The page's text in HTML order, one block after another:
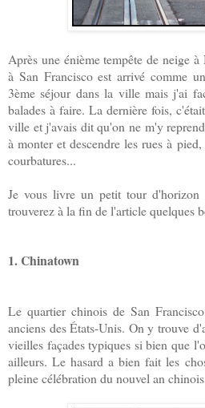
Après une énième tempête de neige
à San Francisco est arrivé comme
3ème séjour dans la ville mais j'ai
balades à faire. La dernière fois,
ville et j'avais dit qu'on ne m'y
à monter et descendre les rues à
courbatures...
Je vous livre un petit tour d'horizon
trouverez à la fin de l'article quelques
1. Chinatown
Le quartier chinois de San
anciens des États-Unis. On y trouve
vieilles façades typiques si bien que
ailleurs. Le hasard a bien fait les
pleine célébration du nouvel an